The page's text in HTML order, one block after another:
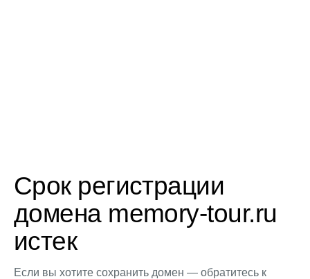
Срок регистрации
домена memory-tour.ru
истек
Если вы хотите сохранить домен — обратитесь к